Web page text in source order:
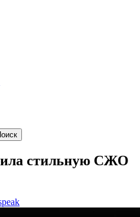
стильную СЖО